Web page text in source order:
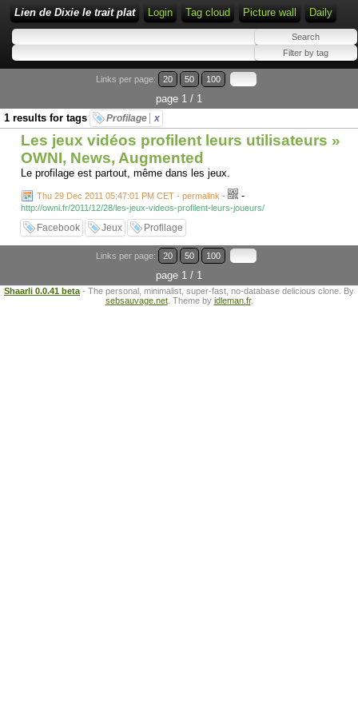
Lien de Dixie le trait plat Login Tag cloud Picture wall Daily
Links per page: 20 50 100
page 1 / 1
1 results for tags
Profilage x
Les jeux vidéos profilent leurs utilisateurs »
OWNI, News, Augmented
Le profilage est partout, même dans les jeux.
Thu 29 Dec 2011 05:47:01 PM CET - permalink - -
http://owni.fr/2011/12/28/les-jeux-videos-profilent-leurs-joueurs/
Facebook Jeux Profilage
Links per page: 20 50 100
page 1 / 1
Shaarli 0.0.41 beta - The personal, minimalist, super-fast, no-database delicious clone. By
sebsauvage.net. Theme by idleman.fr.